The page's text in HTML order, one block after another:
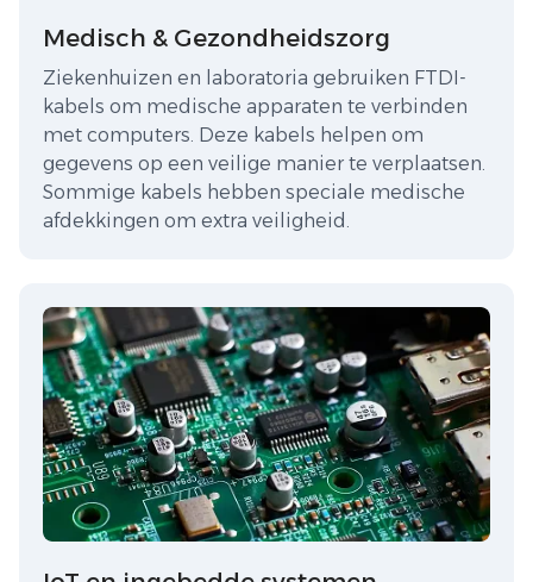
Medisch & Gezondheidszorg
Ziekenhuizen en laboratoria gebruiken FTDI-
kabels om medische apparaten te verbinden
met computers. Deze kabels helpen om
gegevens op een veilige manier te verplaatsen.
Sommige kabels hebben speciale medische
afdekkingen om extra veiligheid.